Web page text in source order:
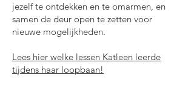
jezelf te ontdekken en te omarmen, en
samen de deur open te zetten voor
nieuwe mogelijkheden.
Lees hier welke lessen Katleen leerde
tijdens haar loopbaan!